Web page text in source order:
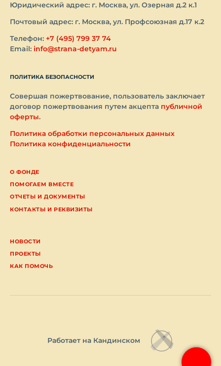
Юридический адрес: г. Москва, ул. Озерная д.2 к.1
Почтовый адрес: г. Москва, ул. Профсоюзная д.17 к.2
Телефон: +7 (495) 799 37 74
Email: info@strana-detyam.ru
О ФОНДЕ
ПОМОГАЕМ ВМЕСТЕ
ОТЧЕТЫ И ДОКУМЕНТЫ
КОНТАКТЫ И РЕКВИЗИТЫ
НОВОСТИ
ПРОЕКТЫ
КАК ПОМОЧЬ
ПОЛИТИКА БЕЗОПАСНОСТИ
Совершая пожертвование, пользователь заключает
договор пожертвования путем акцепта публичной
оферты.
Политика обработки персональных данных
Политика конфиденциальности
Работает на Кандинском